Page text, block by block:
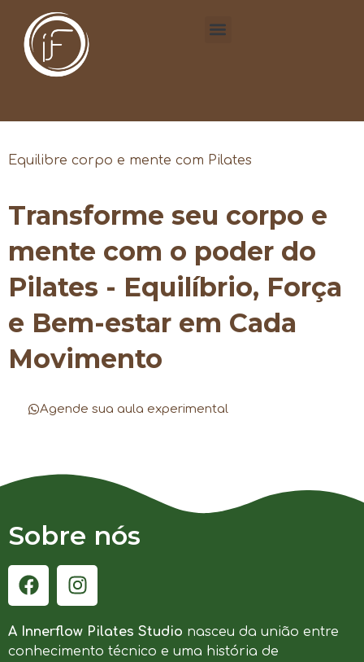
Equilibre corpo e mente com Pilates
Transforme seu corpo e
mente com o poder do
Pilates - Equilíbrio, Força
e Bem-estar em Cada
Movimento
Agende sua aula experimental
Sobre nós
A Innerflow Pilates Studio nasceu da união entre
conhecimento técnico e uma história de